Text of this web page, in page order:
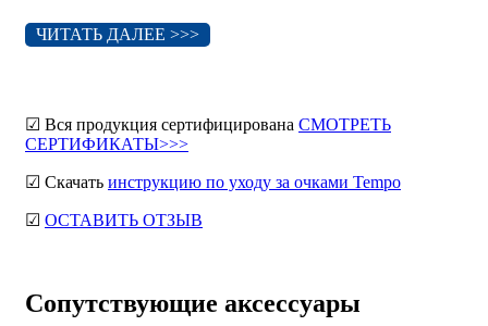
ЧИТАТЬ ДАЛЕЕ >>>
☑ Вся продукция сертифицирована СМОТРЕТЬ
СЕРТИФИКАТЫ>>>
☑ Скачать инструкцию по уходу за очками Tempo
☑ ОСТАВИТЬ ОТЗЫВ
Сопутствующие аксессуары